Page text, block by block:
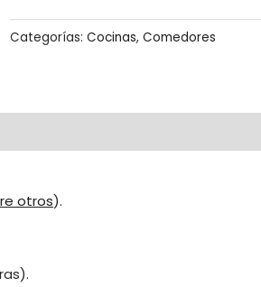
Categorías: Cocinas, Comedores
otros).